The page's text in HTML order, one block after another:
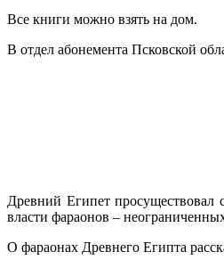
Все книги можно взять на дом.
В отдел абонемента Псковской
Древний Египет просуществовал
власти фараонов –
О фараонах Древнего Египта